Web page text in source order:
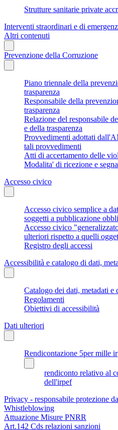
Strutture sanitarie private
Interventi straordinari e di
Altri contenuti
Prevenzione della Corruzione
Piano triennale della
trasparenza
Responsabile della
trasparenza
Relazione del responsabile
e della trasparenza
Provvedimenti adottati
tali provvedimenti
Atti di accertamento delle
Modalita' di ricezione e
Accesso civico
Accesso civico semplice a
soggetti a pubblicazione
Accesso civico
ulteriori rispetto a quelli
Registro degli accessi
Accessibilità e catalogo di dati,
Catalogo dei dati, metadati e
Regolamenti
Obiettivi di accessibilità
Dati ulteriori
Rendicontazione 5per mille
rendiconto relativo al
dell'irpef
Privacy - responsabile protezione
Whistleblowing
Attuazione Misure PNRR
Art.142 Cds relazioni sanzioni